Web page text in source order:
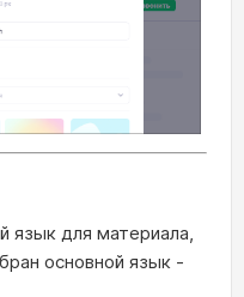
язык для материала,
основной язык -